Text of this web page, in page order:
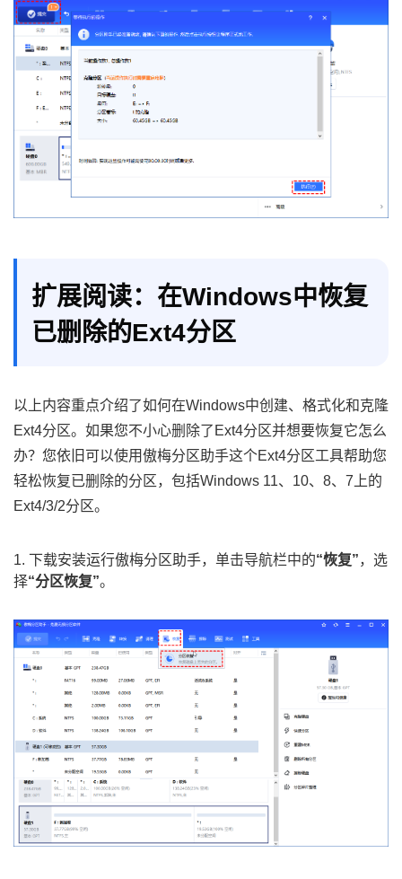
扩展阅读：在Windows中恢复
已删除的Ext4分区
以上内容重点介绍了如何在Windows中创建、格式化和克隆
Ext4分区。如果您不小心删除了Ext4分区并想要恢复它怎么
办？您依旧可以使用傲梅分区助手这个Ext4分区工具帮助您
轻松恢复已删除的分区，包括Windows 11、10、8、7上的
Ext4/3/2分区。
1. 下载安装运行傲梅分区助手，单击导航栏中的“恢复”，选
择“分区恢复”。